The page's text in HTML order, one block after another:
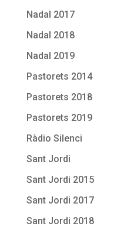
Nadal 2017
Nadal 2018
Nadal 2019
Pastorets 2014
Pastorets 2018
Pastorets 2019
Ràdio Silenci
Sant Jordi
Sant Jordi 2015
Sant Jordi 2017
Sant Jordi 2018